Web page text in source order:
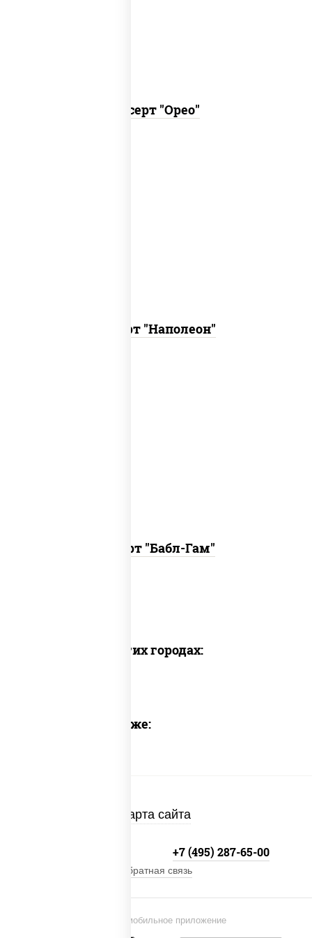
Десерт "Орео"
Десерт "Наполеон"
Десерт "Бабл-Гам"
Доставка в других городах:
Предлагаем также:
Карта сайта
Установи мобильное приложение
+7 (495) 287-65-00
Обратная связь